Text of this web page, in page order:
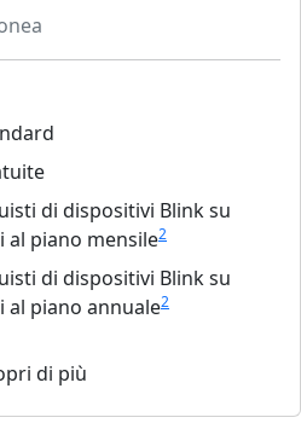
di dispositivi Blink su
al piano mensile2
di dispositivi Blink su
al piano annuale2
di più